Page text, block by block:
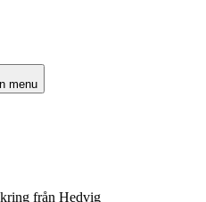
menu
från Hedvig